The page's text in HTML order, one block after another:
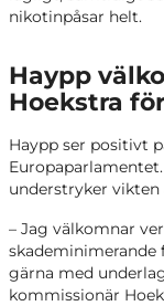
nikotinpåsar helt.
Haypp
Hoekstra
Haypp ser positivt
understryker vikten
– Jag välkomnar
skademinimerande
gärna med
kommissionär